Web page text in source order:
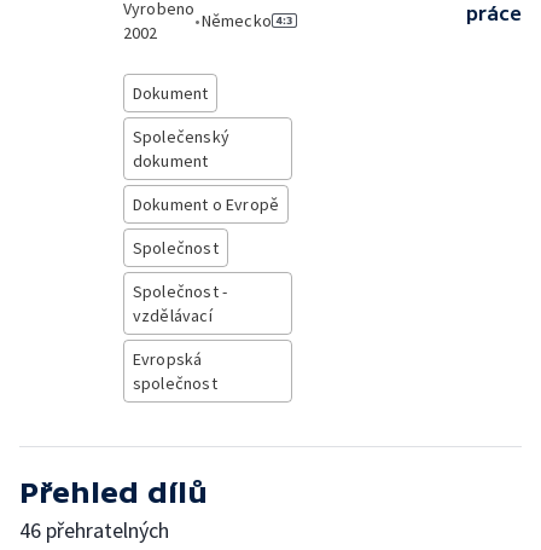
Vyrobeno
2002
•Německo
Dokument
Společenský
dokument
Dokument o Evropě
Společnost
Společnost -
vzdělávací
Evropská
společnost
práce
Přehled dílů
46 přehratelných